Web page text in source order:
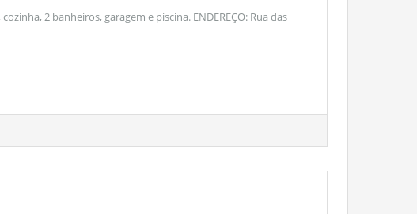
2 banheiros, garagem e piscina. ENDEREÇO: Rua das